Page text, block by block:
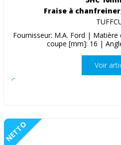
Fraise à
Fournisseur: M.A. Ford |
coupe [mm]: 16 |
Voir
NETTO